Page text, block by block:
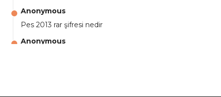
Anonymous
Pes 2013 rar şifresi nedir
Anonymous